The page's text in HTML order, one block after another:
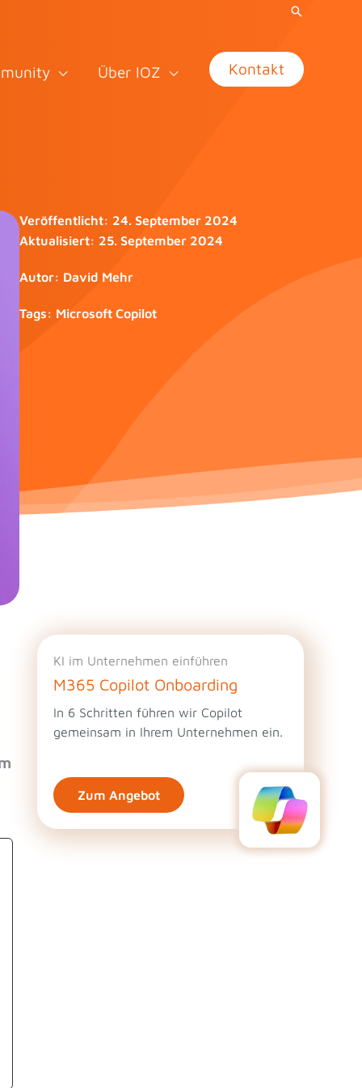
Über IOZ Kontakt
Veröffentlicht: 24. September 2024
Aktualisiert: 25. September 2024
Autor: David Mehr
Tags: Microsoft Copilot
KI im Unternehmen einführen
M365 Copilot Onboarding
In 6 Schritten führen wir Copilot
gemeinsam in Ihrem Unternehmen ein.
Zum Angebot